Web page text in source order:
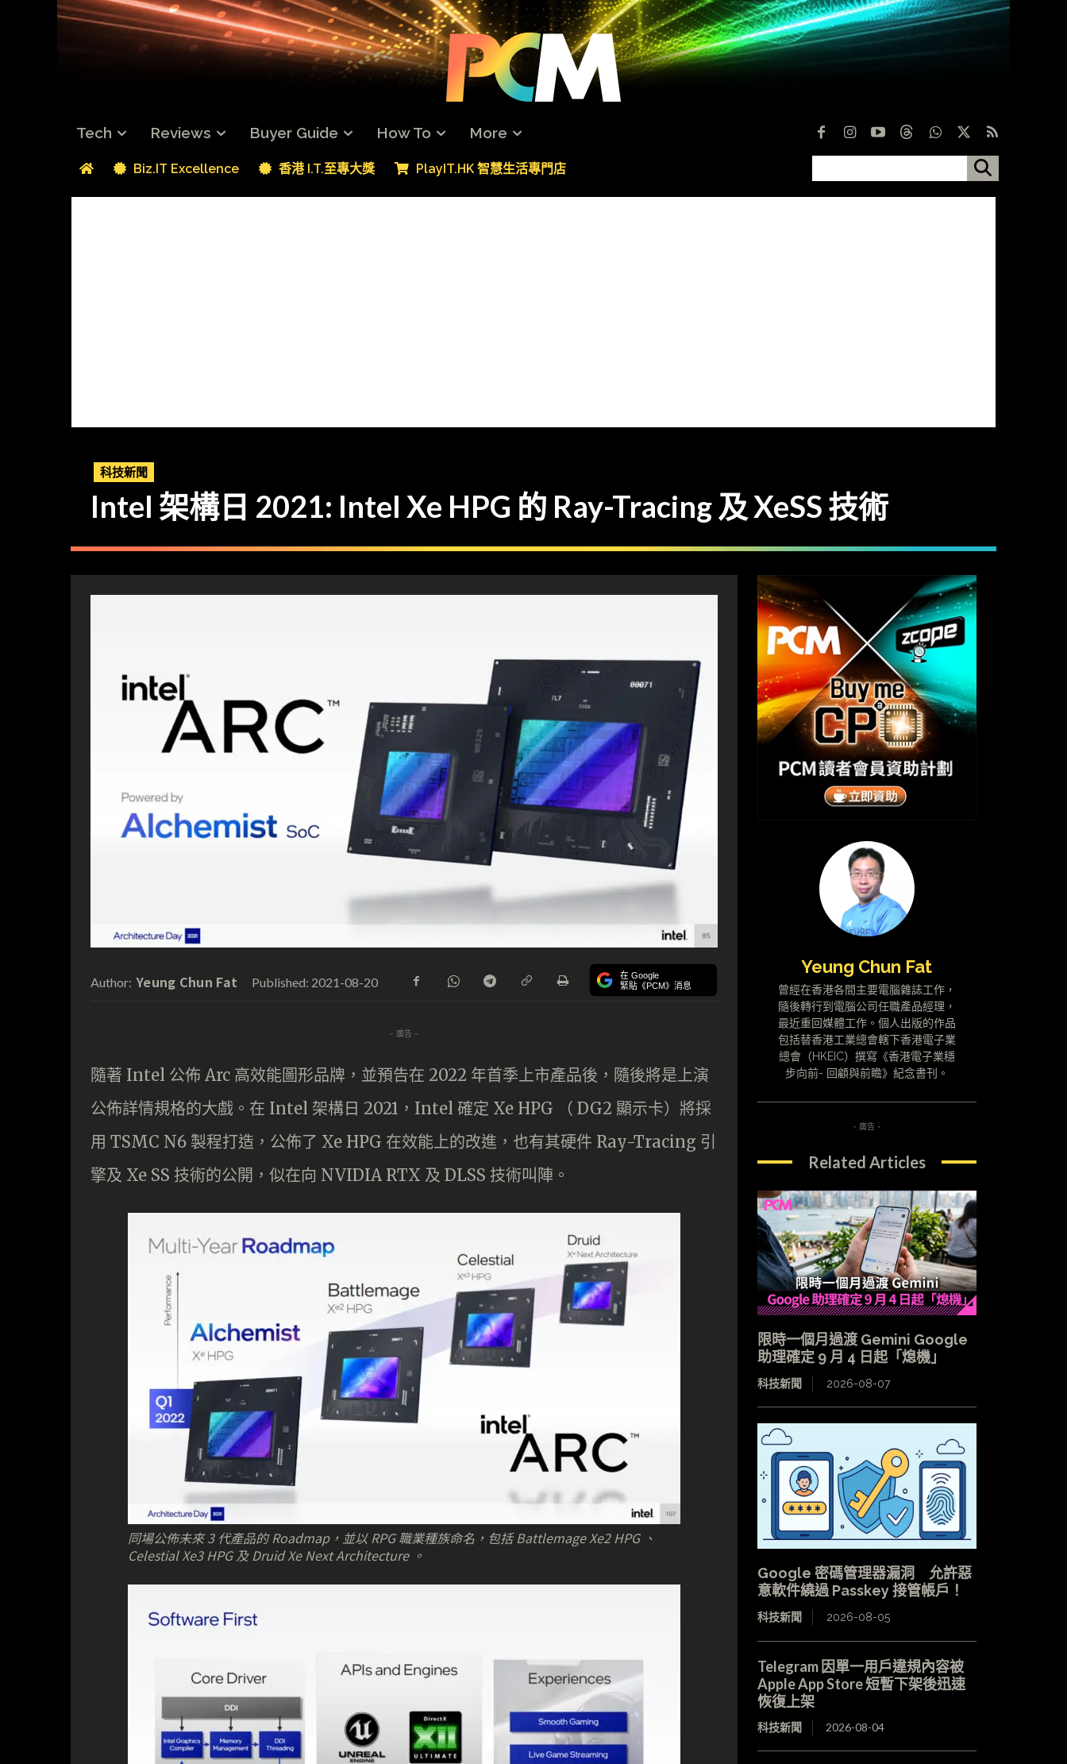
Tech Reviews Buyer Guide How To More
Biz.IT Excellence 香港 I.T.至專大獎 PlayIT.HK 智慧生活專門店
科技新聞
Intel 架構日 2021: Intel Xe HPG 的 Ray-Tracing 及 XeSS 技術
Author: Yeung Chun Fat Published: 2021-08-20 在 Google
緊貼《PCM》消息
- 廣告 -
隨著 Intel 公佈 Arc 高效能圖形品牌，並預告在 2022 年首季上市產品後，隨後將是上演
公佈詳情規格的大戲。在 Intel 架構日 2021，Intel 確定 Xe HPG （ DG2 顯示卡）將採
用 TSMC N6 製程打造，公佈了 Xe HPG 在效能上的改進，也有其硬件 Ray-Tracing 引
擎及 Xe SS 技術的公開，似在向 NVIDIA RTX 及 DLSS 技術叫陣。
同場公佈未來 3 代產品的 Roadmap，並以 RPG 職業種族命名，包括 Battlemage Xe2 HPG 、
Celestial Xe3 HPG 及 Druid Xe Next Architecture 。
Yeung Chun Fat
曾經在香港各間主要電腦雜誌工作，
隨後轉行到電腦公司任職產品經理，
最近重回媒體工作。個人出版的作品
包括替香港工業總會轄下香港電子業
總會（HKEIC）撰寫《香港電子業穩
步向前- 回顧與前瞻》紀念書刊。
- 廣告 -
Related Articles
限時一個月過渡 Gemini Google
助理確定 9 月 4 日起「熄機」
科技新聞 2026-08-07
Google 密碼管理器漏洞 允許惡
意軟件繞過 Passkey 接管帳戶！
科技新聞 2026-08-05
Telegram 因單一用戶違規內容被
Apple App Store 短暫下架後迅速
恢復上架
科技新聞 2026-08-04